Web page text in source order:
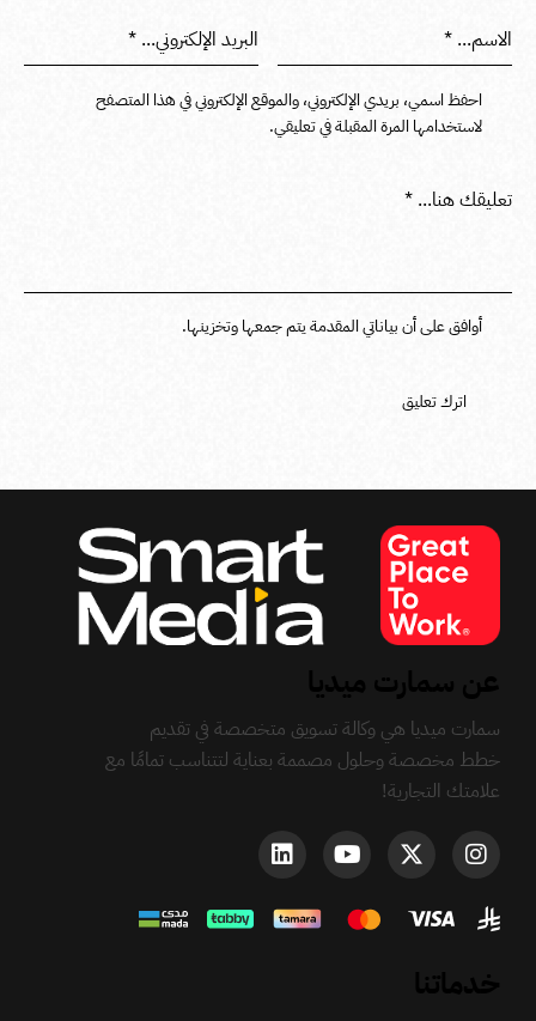
احفظ اسمي، بريدي الإلكتروني، والموقع الإلكتروني في هذا المتصفح
لاستخدامها المرة المقبلة في تعليقي.
أوافق على أن بياناتي المقدمة يتم جمعها وتخزينها.
سمارت ميديا هي وكالة تسويق متخصصة في تقديم
خطط مخصصة وحلول مصممة بعناية لتتناسب تمامًا مع
علامتك التجارية!